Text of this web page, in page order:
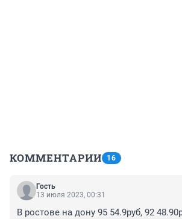
КОММЕНТАРИИ 16
Гость
13 июля 2023, 00:31
В ростове на дону 95 54.9руб, 92